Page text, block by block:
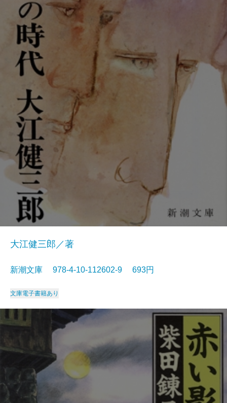
大江健三郎／著
新潮文庫 978-4-10-112602-9 693円
文庫電子書籍あり